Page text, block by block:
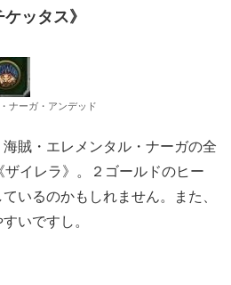
ッタス》
ナーガ・アンデッド
賊・エレメンタル・ナーガの全
イレラ》。２ゴールドのヒー
いるのかもしれません。また、
いですし。